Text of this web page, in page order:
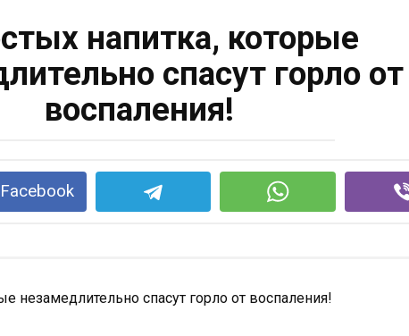
напитка, которые
спасут горло от
воспаления!